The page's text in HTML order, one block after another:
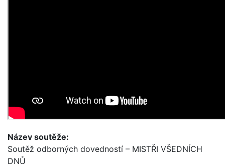
Název soutěže:
Soutěž odborných dovedností – MISTŘI VŠEDNÍCH
DNŮ